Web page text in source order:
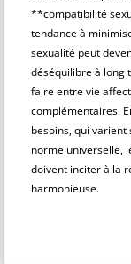
**compatibilité
tendance à
sexualité peut
déséquilibre à long
faire entre vie
complémentaires.
besoins, qui varient
norme universelle,
doivent inciter à la
harmonieuse.